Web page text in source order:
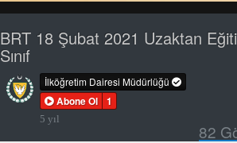
BRT 18 Şubat 2021 Uzaktan
Sınıf
İlköğretim Dairesi Müdürlüğü
Abone Ol 1
5 yıl
82